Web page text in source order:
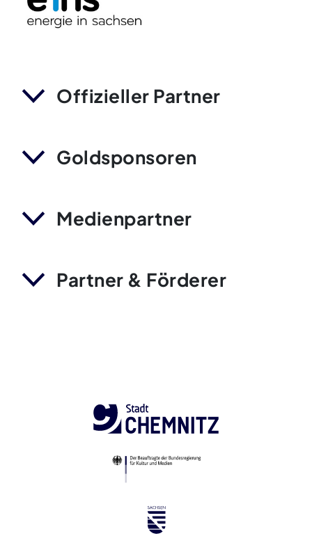
Offizieller Partner
Goldsponsoren
Medienpartner
Partner & Förderer